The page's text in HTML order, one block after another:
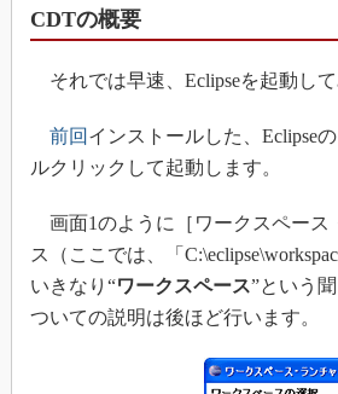
CDTの概要
それでは早速、Eclipseを起動し
前回 インストールした、Eclipse
ルクリックして起動します。
画面1のように［ワークスペース
ス（ここでは、「
いきなり“ワークスペース”という
ついての説明は後ほど行います。